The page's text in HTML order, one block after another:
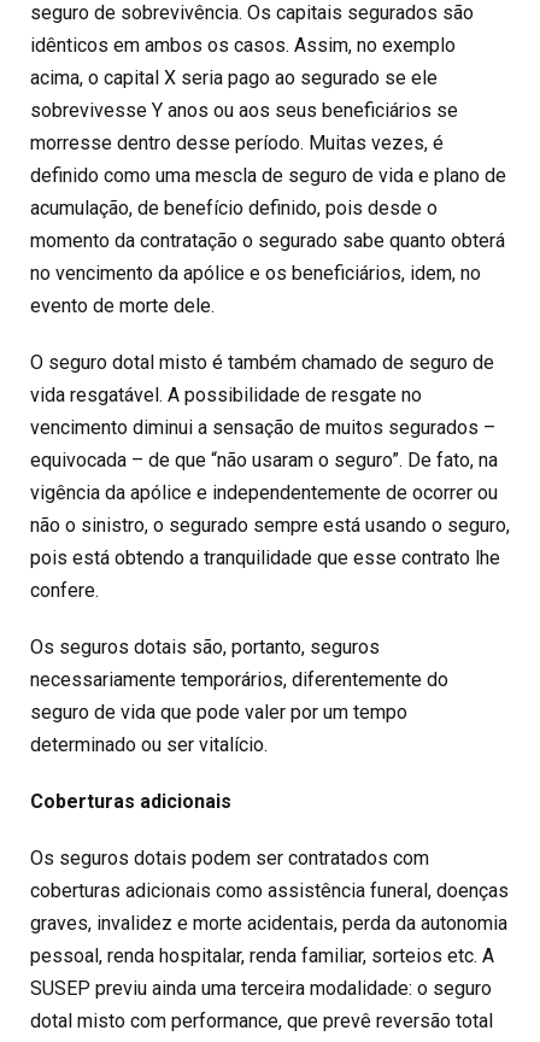
seguro de sobrevivência. Os capitais segurados são
idênticos em ambos os casos. Assim, no exemplo
acima, o capital X seria pago ao segurado se ele
sobrevivesse Y anos ou aos seus beneficiários se
morresse dentro desse período. Muitas vezes, é
definido como uma mescla de seguro de vida e plano de
acumulação, de benefício definido, pois desde o
momento da contratação o segurado sabe quanto obterá
no vencimento da apólice e os beneficiários, idem, no
evento de morte dele.
O seguro dotal misto é também chamado de seguro de
vida resgatável. A possibilidade de resgate no
vencimento diminui a sensação de muitos segurados –
equivocada – de que “não usaram o seguro”. De fato, na
vigência da apólice e independentemente de ocorrer ou
não o sinistro, o segurado sempre está usando o seguro,
pois está obtendo a tranquilidade que esse contrato lhe
confere.
Os seguros dotais são, portanto, seguros
necessariamente temporários, diferentemente do
seguro de vida que pode valer por um tempo
determinado ou ser vitalício.
Coberturas adicionais
Os seguros dotais podem ser contratados com
coberturas adicionais como assistência funeral, doenças
graves, invalidez e morte acidentais, perda da autonomia
pessoal, renda hospitalar, renda familiar, sorteios etc. A
SUSEP previu ainda uma terceira modalidade: o seguro
dotal misto com performance, que prevê reversão total